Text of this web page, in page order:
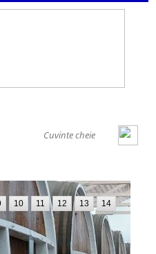
10 11 12 13 14